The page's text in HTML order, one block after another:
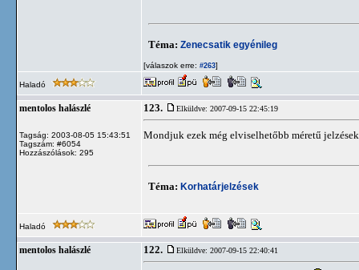
Téma: Zenecsatik egyénileg
[válaszok erre: #263]
Haladó
mentolos halászlé
Tagság: 2003-08-05 15:43:51
Tagszám: #6054
Hozzászólások: 295
123. Elküldve: 2007-09-15 22:45:19
Mondjuk ezek még elviselhetőbb méretű
Téma: Korhatárjelzések
Haladó
mentolos halászlé 122. Elküldve: 2007-09-15 22:40:41